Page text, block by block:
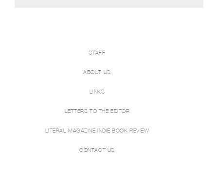
STAFF
ABOUT US
LINKS
LETTERS TO THE EDITOR
LITERAL MAGAZINE INDIE BOOK REVIEW
CONTACT US